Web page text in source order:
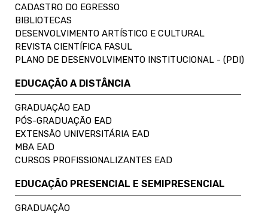
CADASTRO DO EGRESSO
BIBLIOTECAS
DESENVOLVIMENTO ARTÍSTICO E CULTURAL
REVISTA CIENTÍFICA FASUL
PLANO DE DESENVOLVIMENTO INSTITUCIONAL - (PDI)
EDUCAÇÃO A DISTÂNCIA
GRADUAÇÃO EAD
PÓS-GRADUAÇÃO EAD
EXTENSÃO UNIVERSITÁRIA EAD
MBA EAD
CURSOS PROFISSIONALIZANTES EAD
EDUCAÇÃO PRESENCIAL E SEMIPRESENCIAL
GRADUAÇÃO